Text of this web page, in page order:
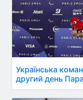
Українська
другий день